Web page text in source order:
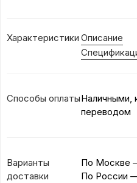
Характеристики Описание
Способы оплатыНаличными,
переводом
Варианты
доставки
По Москве
По России